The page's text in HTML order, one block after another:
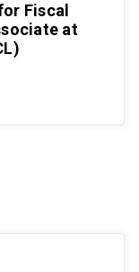
Fiscal
at